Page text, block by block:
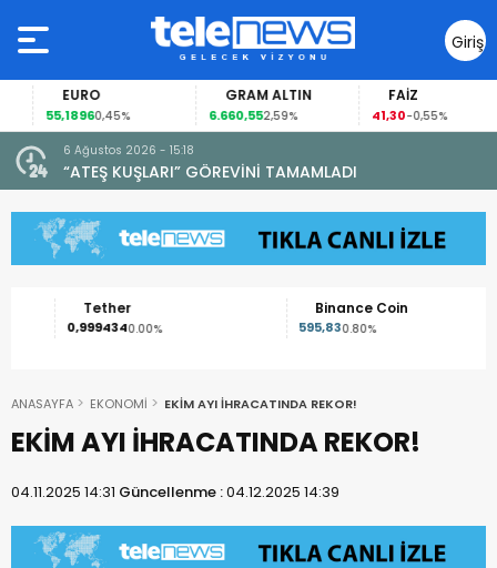
Giriş
Yap
EURO
55,18960,45%
GRAM ALTIN
6.660,552,59%
FAİZ
41,30-0,55%
6 Ağustos 2026 - 15:18
“ATEŞ KUŞLARI” GÖREVİNİ TAMAMLADI
Tether
0,9994340.00%
Binance Coin
595,830.80%
ANASAYFA EKONOMİ EKİM AYI İHRACATINDA REKOR!
EKİM AYI İHRACATINDA REKOR!
04.11.2025 14:31 Güncellenme :04.12.2025 14:39